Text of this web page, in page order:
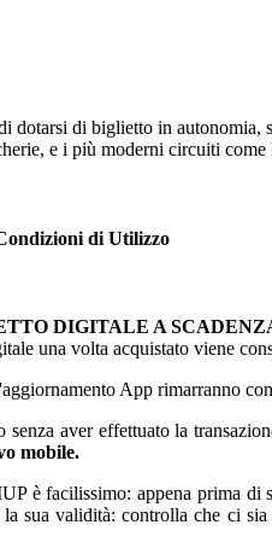
dotarsi di biglietto in autonomia,
e i più moderni circuiti
di Utilizzo
DIGITALE A SCADENZA:
una volta acquistato viene
App rimarranno
aver effettuato la
mobile.
è facilissimo: appena prima
sua validità: controlla che ci